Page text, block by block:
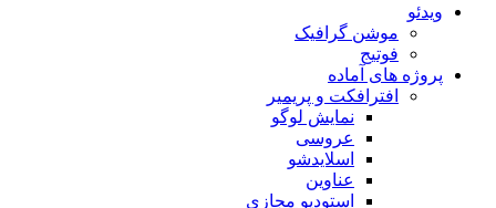
ویدئو
موشن گرافیک
فوتیج
پروژه های آماده
افترافکت و پریمیر
نمایش لوگو
عروسی
اسلایدشو
عناوین
استودیو مجازی